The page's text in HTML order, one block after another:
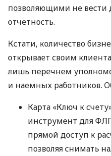
позволяющими не вести
отчетность.
Кстати, количество
открывает своим
лишь перечнем
и наемных работников.
Карта «Ключ к
инструмент для
прямой доступ к
позволяя снимать